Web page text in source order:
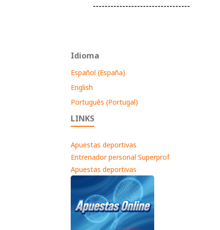
---------------------------------
Idioma
Español (España)
English
Português (Portugal)
LINKS
Apuestas deportivas
Entrenador personal Superprof
Apuestas deportivas